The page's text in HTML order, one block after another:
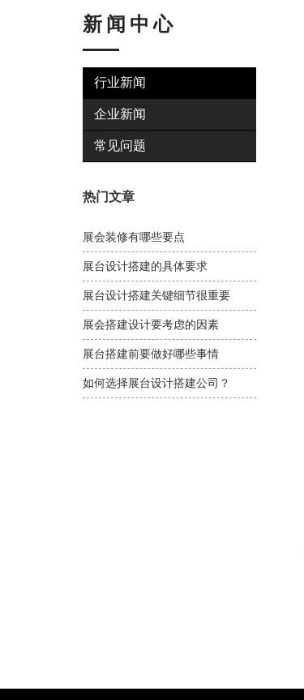
新闻中心
行业新闻
企业新闻
常见问题
热门文章
展会装修有哪些要点
展台设计搭建的具体要求
展台设计搭建关键细节很重要
展会搭建设计要考虑的因素
展台搭建前要做好哪些事情
如何选择展台设计搭建公司？